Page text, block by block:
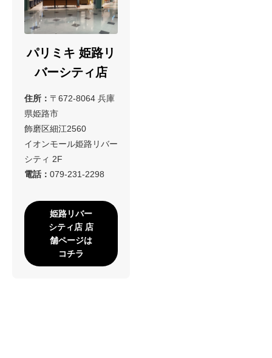
パリミキ 姫路リ
バーシティ店
住所： 〒672-8064 兵庫
県姫路市
飾磨区細江2560
イオンモール姫路リバー
シティ 2F
電話： 079-231-2298
姫路リバー
シティ店 店
舗ページは
コチラ